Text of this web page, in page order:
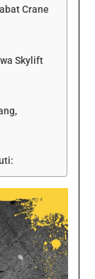
Crane
Skylift